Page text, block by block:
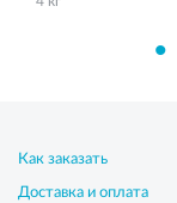
Как заказать
Доставка и оплата